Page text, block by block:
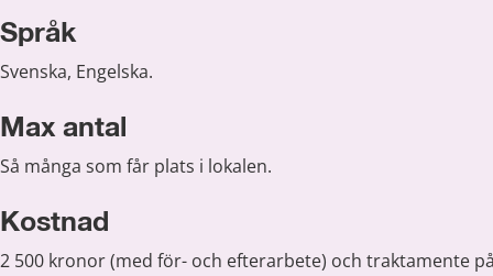
Språk
Svenska, Engelska.
Max antal
Så många som får plats i lokalen.
Kostnad
2 500 kronor (med för- och efterarbete) och traktamente